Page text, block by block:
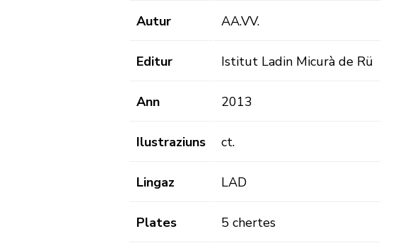
Autur AA.VV.
Editur Istitut Ladin Micurà de Rü
Ann 2013
Ilustraziuns ct.
Lingaz LAD
Plates 5 chertes